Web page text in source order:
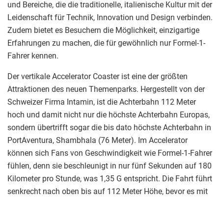
und Bereiche, die die traditionelle, italienische Kultur mit der
Leidenschaft für Technik, Innovation und Design verbinden.
Zudem bietet es Besuchern die Möglichkeit, einzigartige
Erfahrungen zu machen, die für gewöhnlich nur Formel-1-
Fahrer kennen.
Der vertikale Accelerator Coaster ist eine der größten
Attraktionen des neuen Themenparks. Hergestellt von der
Schweizer Firma Intamin, ist die Achterbahn 112 Meter
hoch und damit nicht nur die höchste Achterbahn Europas,
sondern übertrifft sogar die bis dato höchste Achterbahn in
PortAventura, Shambhala (76 Meter). Im Accelerator
können sich Fans von Geschwindigkeit wie Formel-1-Fahrer
fühlen, denn sie beschleunigt in nur fünf Sekunden auf 180
Kilometer pro Stunde, was 1,35 G entspricht. Die Fahrt führt
senkrecht nach oben bis auf 112 Meter Höhe, bevor es mit